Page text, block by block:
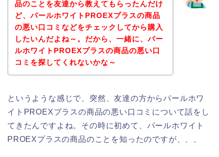
品のことを友達から教えてもらったんだけ
ど、パールホワイトPROEXプラスの商品
の悪い口コミなどをチェックしてから購入
したいんだよね～。だから、一緒に、パー
ルホワイトPROEXプラスの商品の悪い口
コミを探してくれないかな～
というような感じで、突然、友達の方からパールホワ
イトPROEXプラスの商品の悪い口コミについて話をし
てきたんですよね。その時に初めて、パールホワイト
PROEXプラスの商品のことを知ったのですが、、、